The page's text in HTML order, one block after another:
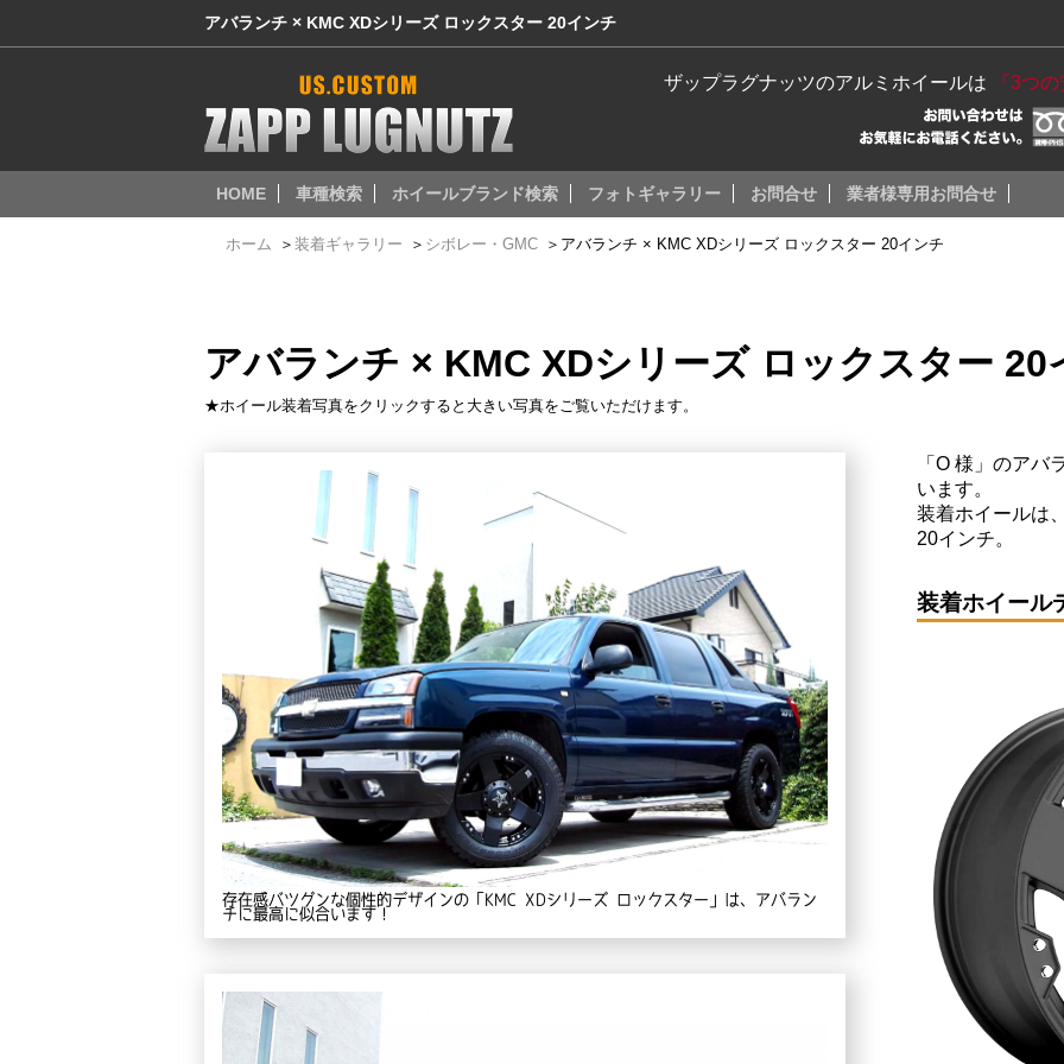
アバランチ × KMC XDシリーズ ロックスター 20インチ
ザップラグナッツのアルミホイールは 『3つ
HOME 車種検索 ホイールブランド検索 フォトギャラリー お問合せ 業者様専用お問合せ
ホーム ＞ 装着ギャラリー ＞ シボレー・GMC ＞ アバランチ × KMC XDシリーズ ロックスター 20インチ
アバランチ × KMC XDシリーズ ロックスター 20
★ホイール装着写真をクリックすると大きい写真をご覧いただけます。
存在感バツグンな個性的デザインの「KMC XDシリーズ ロックスター」は、アバラン
チに最高に似合います！
「O 様」のアバ
います。
装着ホイールは
20インチ。
装着ホイール